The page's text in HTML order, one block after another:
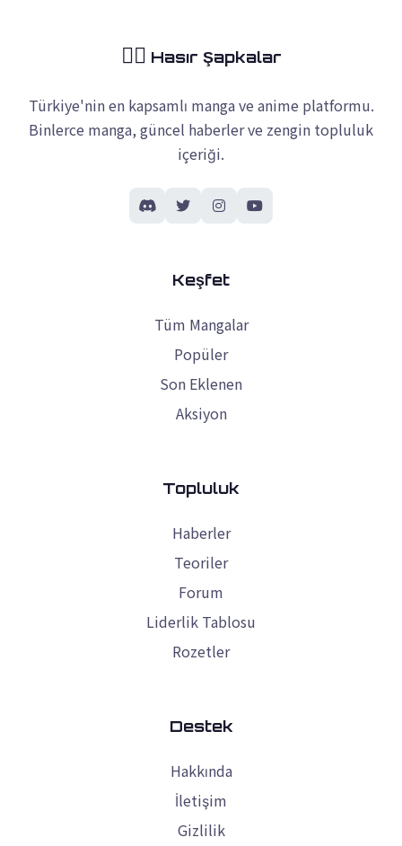
🏴‍☠️ Hasır Şapkalar
Türkiye'nin en kapsamlı manga ve anime platformu.
Binlerce manga, güncel haberler ve zengin topluluk
içeriği.
Keşfet
Tüm Mangalar
Popüler
Son Eklenen
Aksiyon
Topluluk
Haberler
Teoriler
Forum
Liderlik Tablosu
Rozetler
Destek
Hakkında
İletişim
Gizlilik